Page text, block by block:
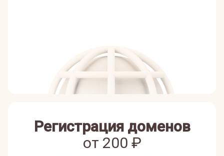
Регистрация доменов
от 200 ₽